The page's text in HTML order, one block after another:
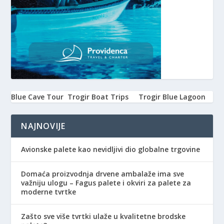
Blue Cave Tour Trogir Boat Trips Trogir Blue Lagoon
NAJNOVIJE
Avionske palete kao nevidljivi dio globalne trgovine
Domaća proizvodnja drvene ambalaže ima sve
važniju ulogu – Fagus palete i okviri za palete za
moderne tvrtke
Zašto sve više tvrtki ulaže u kvalitetne brodske